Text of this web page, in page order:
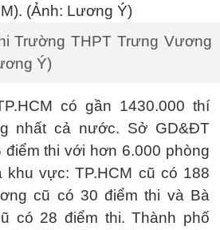
Trường THPT Trưng Vương
Ý)
có gần 1430.000 thí
nhất cả nước. Sở GD&ĐT
điểm thi với hơn 6.000 phòng
khu vực: TP.HCM cũ có 188
cũ có 30 điểm thi và Bà
có 28 điểm thi. Thành phố